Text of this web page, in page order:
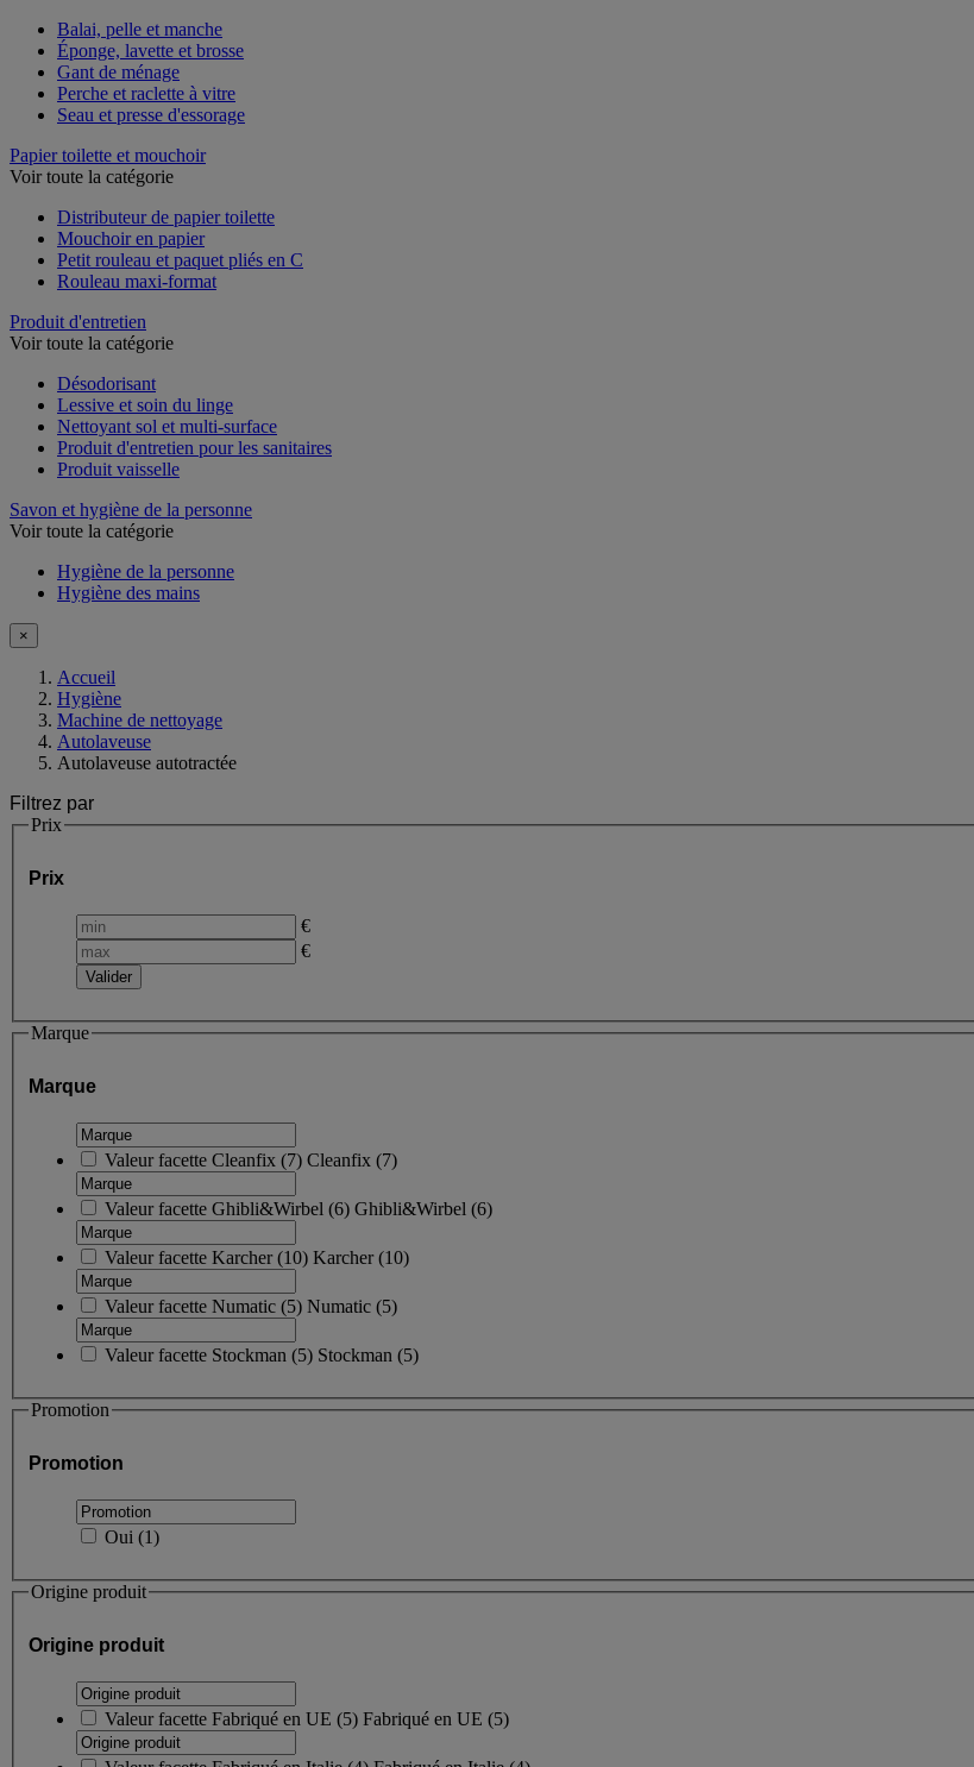
Balai, pelle et manche
Éponge, lavette et brosse
Gant de ménage
Perche et raclette à vitre
Seau et presse d'essorage
Papier toilette et mouchoir
Voir toute la catégorie
Distributeur de papier toilette
Mouchoir en papier
Petit rouleau et paquet pliés en C
Rouleau maxi-format
Produit d'entretien
Voir toute la catégorie
Désodorisant
Lessive et soin du linge
Nettoyant sol et multi-surface
Produit d'entretien pour les sanitaires
Produit vaisselle
Savon et hygiène de la personne
Voir toute la catégorie
Hygiène de la personne
Hygiène des mains
×
Accueil
Hygiène
Machine de nettoyage
Autolaveuse
Autolaveuse autotractée
Filtrez par
Prix
Prix
€
€
Marque
Marque
Valeur facette Cleanfix (7) Cleanfix (7)
Valeur facette Ghibli&Wirbel (6) Ghibli&Wirbel (6)
Valeur facette Karcher(10) Karcher(10)
Valeur facette Numatic (5) Numatic (5)
Valeur facette Stockman (5) Stockman (5)
Promotion
Promotion
Oui (1)
Origine produit
Origine produit
Valeur facette Fabriqué en UE (5) Fabriqué en UE (5)